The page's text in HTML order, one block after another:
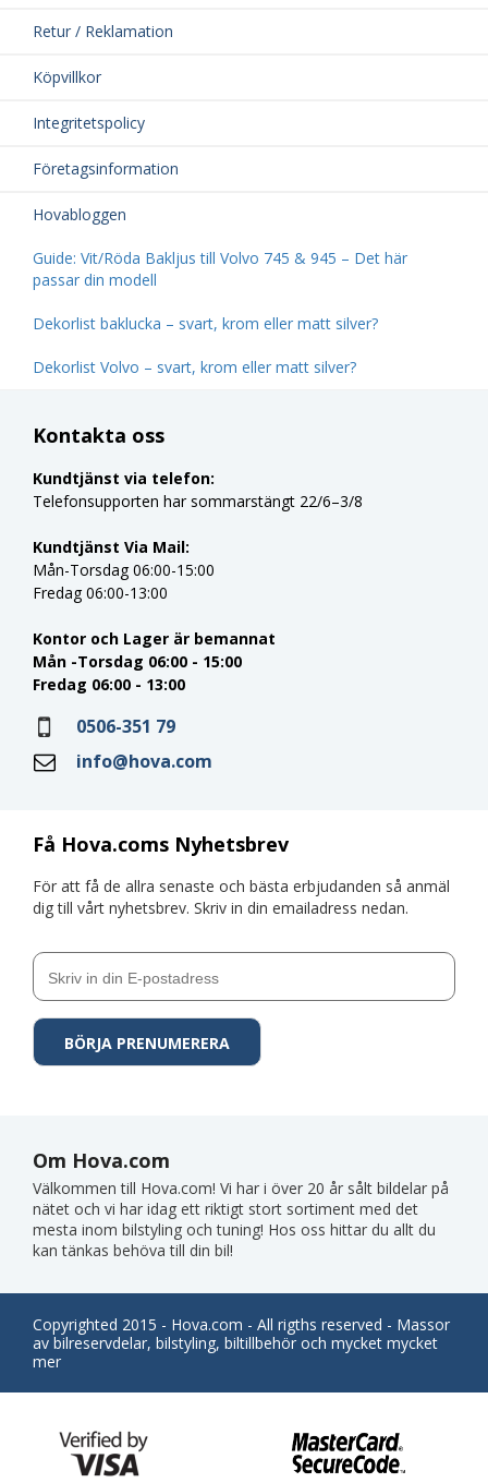
Retur / Reklamation
Köpvillkor
Integritetspolicy
Företagsinformation
Hovabloggen
Guide: Vit/Röda Bakljus till Volvo 745 & 945 – Det här
passar din modell
Dekorlist baklucka – svart, krom eller matt silver?
Dekorlist Volvo – svart, krom eller matt silver?
Få Hova.coms Nyhetsbrev
För att få de allra senaste och bästa erbjudanden så anmäl
dig till vårt nyhetsbrev. Skriv in din emailadress nedan.
Kontakta oss
Kundtjänst via telefon:
Telefonsupporten har sommarstängt 22/6–3/8
Kundtjänst Via Mail:
Mån-Torsdag 06:00-15:00
Fredag 06:00-13:00
Kontor och Lager är bemannat
Mån -Torsdag 06:00 - 15:00
Fredag 06:00 - 13:00
0506-351 79
info@hova.com
Om Hova.com
Välkommen till Hova.com! Vi har i över 20 år sålt bildelar på
nätet och vi har idag ett riktigt stort sortiment med det
mesta inom bilstyling och tuning! Hos oss hittar du allt du
kan tänkas behöva till din bil!
Copyrighted 2015 - Hova.com - All rigths reserved - Massor
av bilreservdelar, bilstyling, biltillbehör och mycket mycket
mer